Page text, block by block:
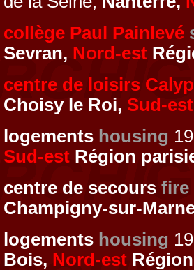
collège Paul Painlevé
Sevran, Nord-est
centre de loisirs
Choisy le Roi, Sud-est
logements housing
Sud-est Région
centre de secours fire
Champigny-sur-
logements housing
Bois, Nord-est